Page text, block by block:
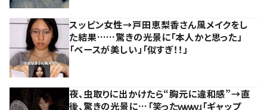
スッピン女性→戸田恵梨香さん風メイクをし
た結果……驚きの光景に「本人かと思った」
「ベースが美しい」「似すぎ！！」
夜、虫取りに出かけたら“胸元に違和感”→直
後、驚きの光景に…「笑ったｗｗｗ」「ギャップ